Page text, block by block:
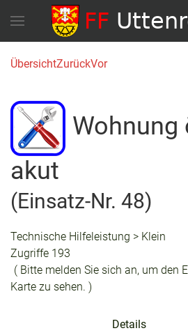
ÜbersichtZurückVor
Wohnung
akut
(Einsatz-Nr. 48)
Technische Hilfeleistung > Klein
Zugriffe 193
( Bitte melden Sie sich an, um den
Karte zu sehen. )
Details